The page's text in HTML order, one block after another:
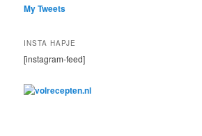
My Tweets
INSTA HAPJE
[instagram-feed]